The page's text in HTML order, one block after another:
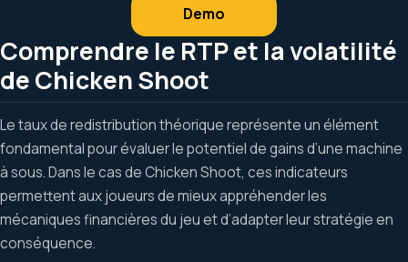
Demo
Comprendre le RTP et la volatilité
de Chicken Shoot
Le taux de redistribution théorique représente un élément
fondamental pour évaluer le potentiel de gains d’une machine
à sous. Dans le cas de Chicken Shoot, ces indicateurs
permettent aux joueurs de mieux appréhender les
mécaniques financières du jeu et d’adapter leur stratégie en
conséquence.